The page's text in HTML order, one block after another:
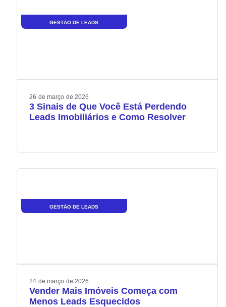
GESTÃO DE LEADS
26 de março de 2026
3 Sinais de Que Você Está Perdendo
Leads Imobiliários e Como Resolver
GESTÃO DE LEADS
24 de março de 2026
Vender Mais Imóveis Começa com
Menos Leads Esquecidos